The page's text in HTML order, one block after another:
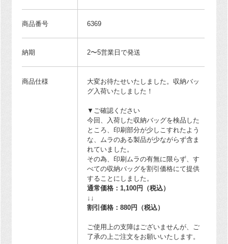
商品番号 6369
納期 2〜5営業日で発送
商品仕様
大変お待たせいたしました。収納バッ
グ入荷いたしました！
▼ご確認ください
今回、入荷した収納バッグを検品した
ところ、印刷部分が少しこすれたよう
な、ムラのある製品が少ながらず含ま
れていました。
その為、印刷ムラの有無に限らず、す
べての収納バッグを割引価格にて提供
することにしました。
通常価格：1,100円（税込）
↓↓
割引価格：880円（税込）
ご使用上の支障はございませんが、ご
了承の上ご注文をお願いいたします。